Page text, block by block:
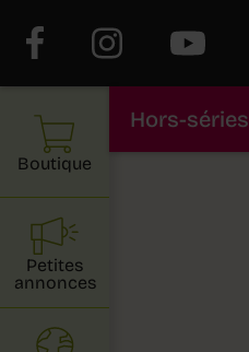
Hors-séries
Boutique
Petites
annonces